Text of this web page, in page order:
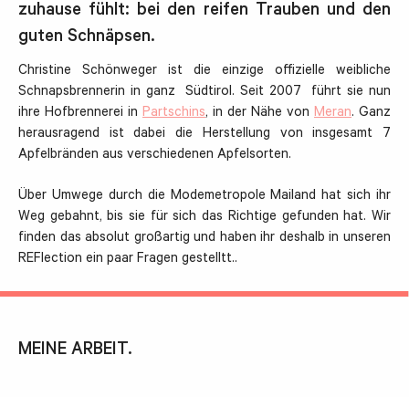
zuhause fühlt: bei den reifen Trauben und den
guten Schnäpsen.
Christine Schönweger ist die einzige offizielle weibliche
Schnapsbrennerin in ganz Südtirol. Seit 2007 führt sie nun
ihre Hofbrennerei in Partschins, in der Nähe von Meran. Ganz
herausragend ist dabei die Herstellung von insgesamt 7
Apfelbränden aus verschiedenen Apfelsorten.
Über Umwege durch die Modemetropole Mailand hat sich ihr
Weg gebahnt, bis sie für sich das Richtige gefunden hat. Wir
finden das absolut großartig und haben ihr deshalb in unseren
REFlection ein paar Fragen gestelltt..
MEINE ARBEIT.